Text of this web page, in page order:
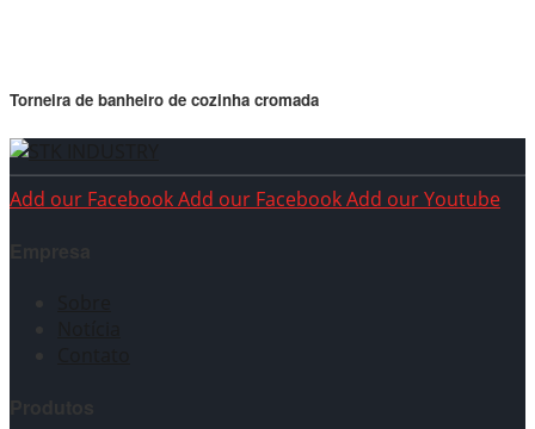
Torneira de banheiro de cozinha cromada
Add our FacebookAdd our FacebookAdd our Youtube